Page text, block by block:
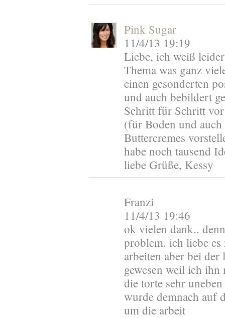
Pink Sugar
11/4/13 19:19
Liebe, ich weiß
Thema was ganz
einen gesonderten
und auch bebildert
Schritt für Schritt
(für Boden und
Buttercremes
habe noch tausend
liebe Grüße, Kessy
Franzi
11/4/13 19:46
ok vielen dank..
problem. ich liebe
arbeiten aber bei
gewesen weil ich
die torte sehr
wurde demnach auf
um die arbeit